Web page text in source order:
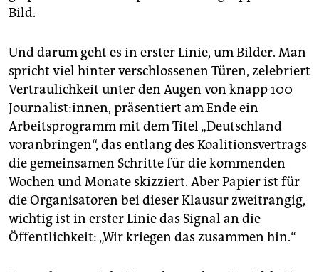
Bild.
Und darum geht es in erster Linie, um Bilder. Man
spricht viel hinter verschlossenen Türen, zelebriert
Vertraulichkeit unter den Augen von knapp 100
Journalist:innen, präsentiert am Ende ein
Arbeitsprogramm mit dem Titel „Deutschland
voranbringen“, das entlang des Koalitionsvertrags
die gemeinsamen Schritte für die kommenden
Wochen und Monate skizziert. Aber Papier ist für
die Organisatoren bei dieser Klausur zweitrangig,
wichtig ist in erster Linie das Signal an die
Öffentlichkeit: „Wir kriegen das zusammen hin.“